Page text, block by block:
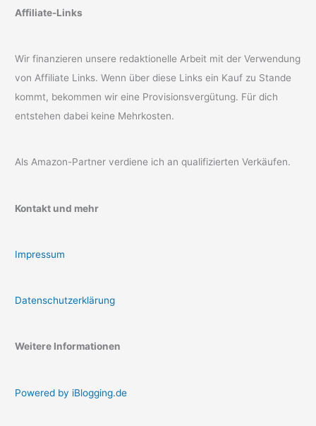
Affiliate-Links
Wir finanzieren unsere redaktionelle Arbeit mit der Verwendung
von Affiliate Links. Wenn über diese Links ein Kauf zu Stande
kommt, bekommen wir eine Provisionsvergütung. Für dich
entstehen dabei keine Mehrkosten.
Als Amazon-Partner verdiene ich an qualifizierten Verkäufen.
Kontakt und mehr
Impressum
Datenschutzerklärung
Weitere Informationen
Powered by iBlogging.de